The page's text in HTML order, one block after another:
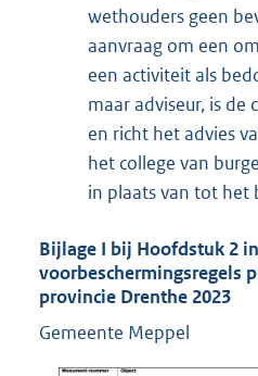
wethouders geen
aanvraag om een
een activiteit als
maar adviseur, is de
en richt het advies
het college van
in plaats van tot het
Bijlage I bij Hoofdstuk 2
voorbeschermingsregels
provincie Drenthe 2023
Gemeente Meppel